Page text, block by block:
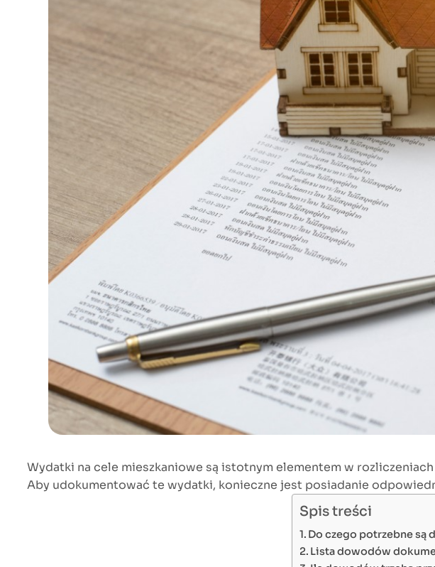
Wydatki na cele mieszkaniowe są istotnym elementem w
Aby udokumentować te wydatki, konieczne jest posiadanie
Spis treści
Do czego potrzebne są
Lista dowodów